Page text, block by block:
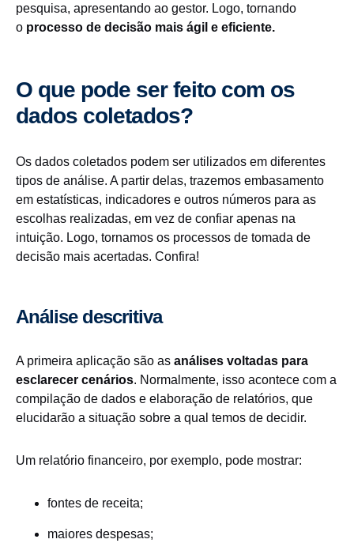
pesquisa, apresentando ao gestor. Logo, tornando
o processo de decisão mais ágil e eficiente.
O que pode ser feito com os
dados coletados?
Os dados coletados podem ser utilizados em diferentes
tipos de análise. A partir delas, trazemos embasamento
em estatísticas, indicadores e outros números para as
escolhas realizadas, em vez de confiar apenas na
intuição. Logo, tornamos os processos de tomada de
decisão mais acertadas. Confira!
Análise descritiva
A primeira aplicação são as análises voltadas para
esclarecer cenários. Normalmente, isso acontece com a
compilação de dados e elaboração de relatórios, que
elucidarão a situação sobre a qual temos de decidir.
Um relatório financeiro, por exemplo, pode mostrar:
fontes de receita;
maiores despesas;